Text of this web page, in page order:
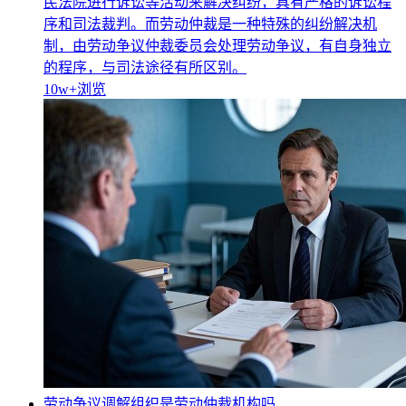
序和司法裁判。而劳动仲裁是一种特殊的纠纷解决机
制，由劳动争议仲裁委员会处理劳动争议，有自身独立
的程序，与司法途径有所区别。
10w+浏览